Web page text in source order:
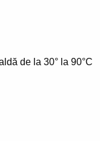
de la 30° la 90°C